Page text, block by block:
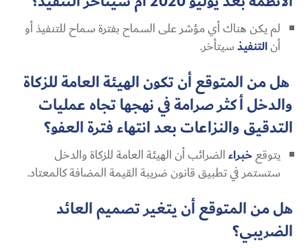
لم يكن هناك أي مؤشر على السماح بفترة سماح للتنفيذ أو
أنالتنفيذسيتأخر.
هل من المتوقع أن تكون الهيئة العامة للزكاة
والدخل أكثر صرامة في نهجها تجاه عمليات
التدقيق والنزاعات بعد انتهاء فترة العفو؟
يتوقعخبراءالضرائب أن الهيئة العامة للزكاة والدخل
ستستمر في تطبيق قانون ضريبة القيمة المضافة كالمعتاد.
هل من المتوقع أن يتغير تصميم العائد
الضريبي؟